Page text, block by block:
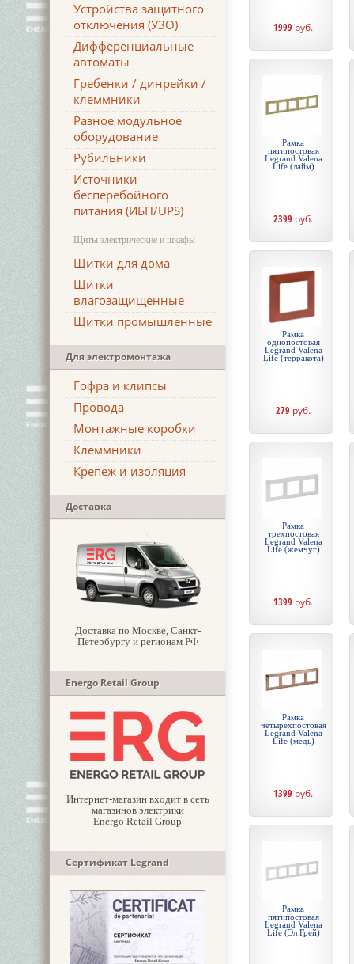
Устройства защитного
отключения (УЗО)
Дифференциальные
автоматы
Гребенки / динрейки /
клеммники
Разное модульное
оборудование
Рубильники
Источники
бесперебойного
питания (ИБП/UPS)
Щиты электрические и шкафы
Щитки для дома
Щитки
влагозащищенные
Щитки промышленные
Для электромонтажа
Гофра и клипсы
Провода
Монтажные коробки
Клеммники
Крепеж и изоляция
Доставка
Доставка по Москве, Санкт-
Петербургу и регионам РФ
Energo Retail Group
Интернет-магазин входит в сеть
магазинов электрики
Energo Retail Group
Сертификат Legrand
1999 руб.
Рамка
пятипостовая
Legrand Valena
Life (лайм)
2399 руб.
Рамка
однопостовая
Legrand Valena
Life (терракота)
279 руб.
Рамка
трехпостовая
Legrand Valena
Life (жемчуг)
1399 руб.
Рамка
четырехпостовая
Legrand Valena
Life (медь)
1399 руб.
Рамка
пятипостовая
Legrand Valena
Life (Эл Грей)